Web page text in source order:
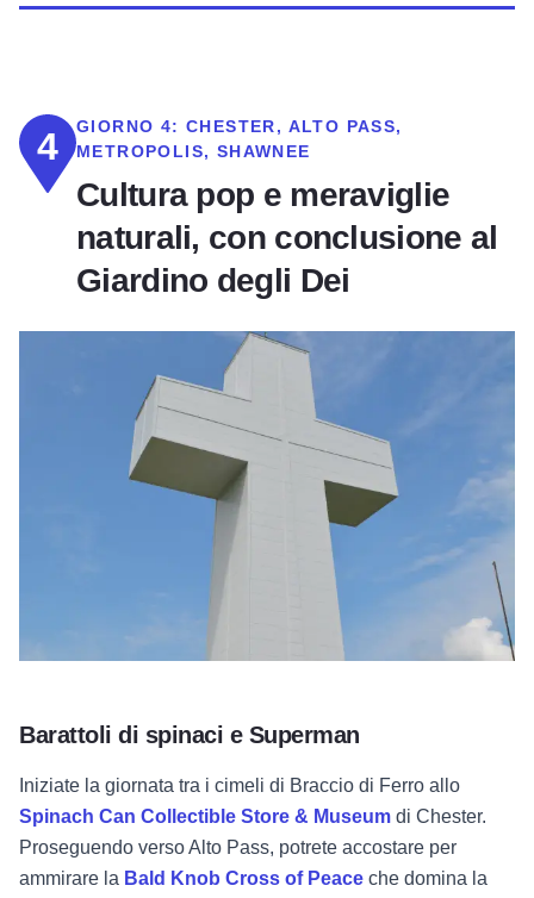
4 GIORNO 4:CHESTER, ALTO PASS,
METROPOLIS, SHAWNEE
Cultura pop e meraviglie
naturali, con conclusione al
Giardino degli Dei
Barattoli di spinaci e Superman
Iniziate la giornata tra i cimeli di Braccio di Ferro allo
Spinach Can Collectible Store & Museum di Chester.
Proseguendo verso Alto Pass, potrete accostare per
ammirare la Bald Knob Cross of Peace che domina la